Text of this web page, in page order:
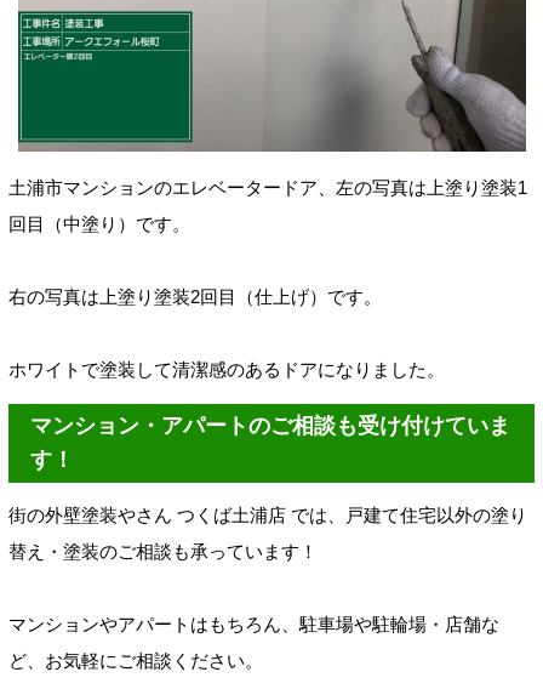
土浦市マンションのエレベータードア、左の写真は上塗り塗装1
回目（中塗り）です。
右の写真は上塗り塗装2回目（仕上げ）です。
ホワイトで塗装して清潔感のあるドアになりました。
マンション・アパートのご相談も受け付けていま
す！
街の外壁塗装やさ ん つ くば土浦店 では、戸建て住宅以外の塗り
替え・塗装のご相談も承っています！
マンションやアパートはもちろん、駐車場や駐輪場 ・店舗な
ど、お気軽にご相談ください。